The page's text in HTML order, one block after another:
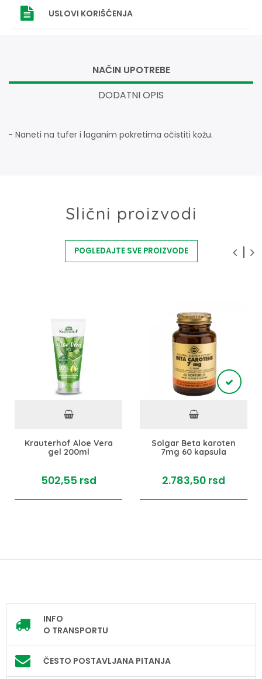
USLOVI KORIŠĆENJA
NAČIN UPOTREBE
DODATNI OPIS
- Naneti na tufer i laganim pokretima očistiti kožu.
Slični proizvodi
POGLEDAJTE SVE PROIZVODE
Krauterhof Aloe Vera
gel 200ml
502,55 rsd
Solgar Beta karoten
7mg 60 kapsula
2.783,50 rsd
INFO
O TRANSPORTU
ČESTO POSTAVLJANA PITANJA